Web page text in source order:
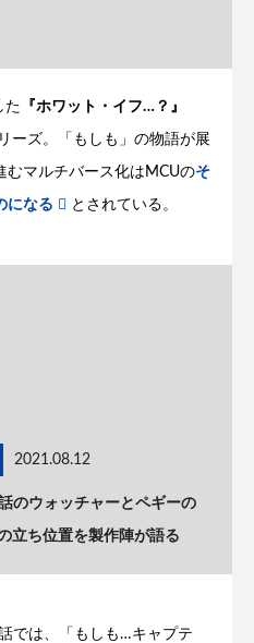
た 『ホワット・イフ…？』
ーズ。「もしも」の物語が展
むマルチバース化はMCUのそ
になる とされている。
2021.08.12
のウォッチャーとペギーの
立ち位置を製作陣が語る
では、「もしも…キャプテ